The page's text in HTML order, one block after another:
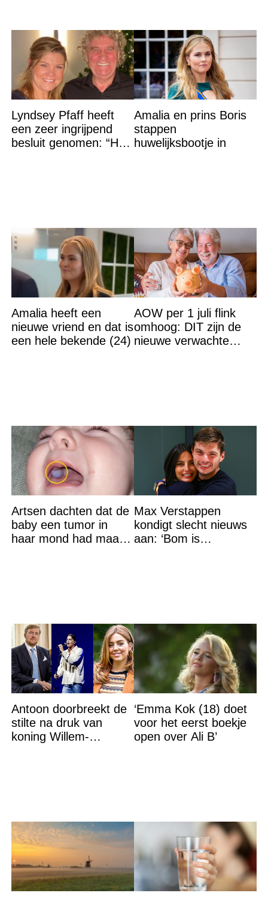
Lyndsey Pfaff heeft
een zeer ingrijpend
besluit genomen: “Het
Amalia en prins Boris
stappen
huwelijksbootje in
Amalia heeft een
nieuwe vriend en dat is
een hele bekende (24)
AOW per 1 juli flink
omhoog: DIT zijn de
nieuwe verwachte
Artsen dachten dat de
baby een tumor in
haar mond had maar
Max Verstappen
kondigt slecht nieuws
aan: ‘Bom is
Antoon doorbreekt de
stilte na druk van
koning Willem-
‘Emma Kok (18) doet
voor het eerst boekje
open over Ali B’